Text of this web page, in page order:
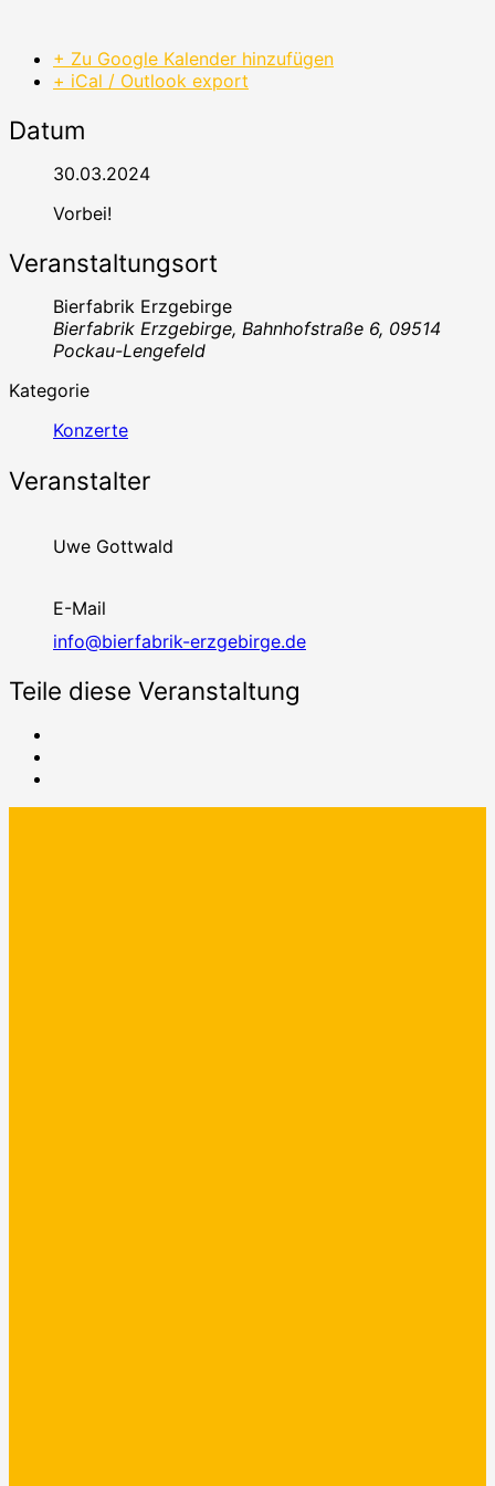
+ Zu Google Kalender hinzufügen
+ iCal / Outlook export
Datum
30.03.2024
Vorbei!
Veranstaltungsort
Bierfabrik Erzgebirge
Bierfabrik Erzgebirge, Bahnhofstraße 6, 09514
Pockau-Lengefeld
Kategorie
Konzerte
Veranstalter
Uwe Gottwald
E-Mail
info@bierfabrik-erzgebirge.de
Teile diese Veranstaltung